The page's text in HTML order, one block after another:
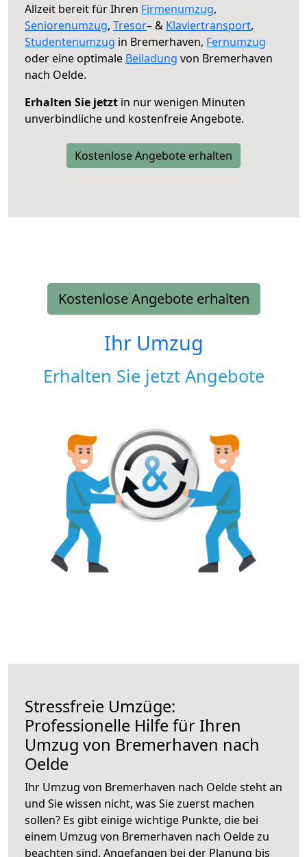
Allzeit bereit für Ihren Firmenumzug,
Seniorenumzug, Tresor– & Klaviertransport,
Studentenumzug in Bremerhaven, Fernumzug
oder eine optimale Beiladung von Bremerhaven
nach Oelde.
Erhalten Sie jetzt in nur wenigen Minuten
unverbindliche und kostenfreie Angebote.
Kostenlose Angebote erhalten
Kostenlose Angebote erhalten
Ihr Umzug
Erhalten Sie jetzt Angebote
Stressfreie Umzüge:
Professionelle Hilfe für Ihren
Umzug von Bremerhaven nach
Oelde
Ihr Umzug von Bremerhaven nach Oelde steht an
und Sie wissen nicht, was Sie zuerst machen
sollen? Es gibt einige wichtige Punkte, die bei
einem Umzug von Bremerhaven nach Oelde zu
beachten sind. Angefangen bei der Planung bis